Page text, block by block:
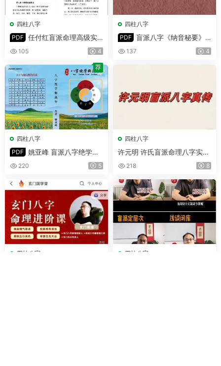
四柱八字
PDF 任付红盲派命理高级实
战全书 PDF电子版 319页
105 4
四柱八字
PDF 盲派八字《纳音秘要》P
DF电子版 291页
137 4
四柱八字
PDF 姚亚峰 盲派八字绝学断
流年 PDF 506页
220 5
荐
四柱八字
许元明 许氏盲派命理八字实操
班 视频25集(带字幕)
218 8
四柱八字 四柱八字